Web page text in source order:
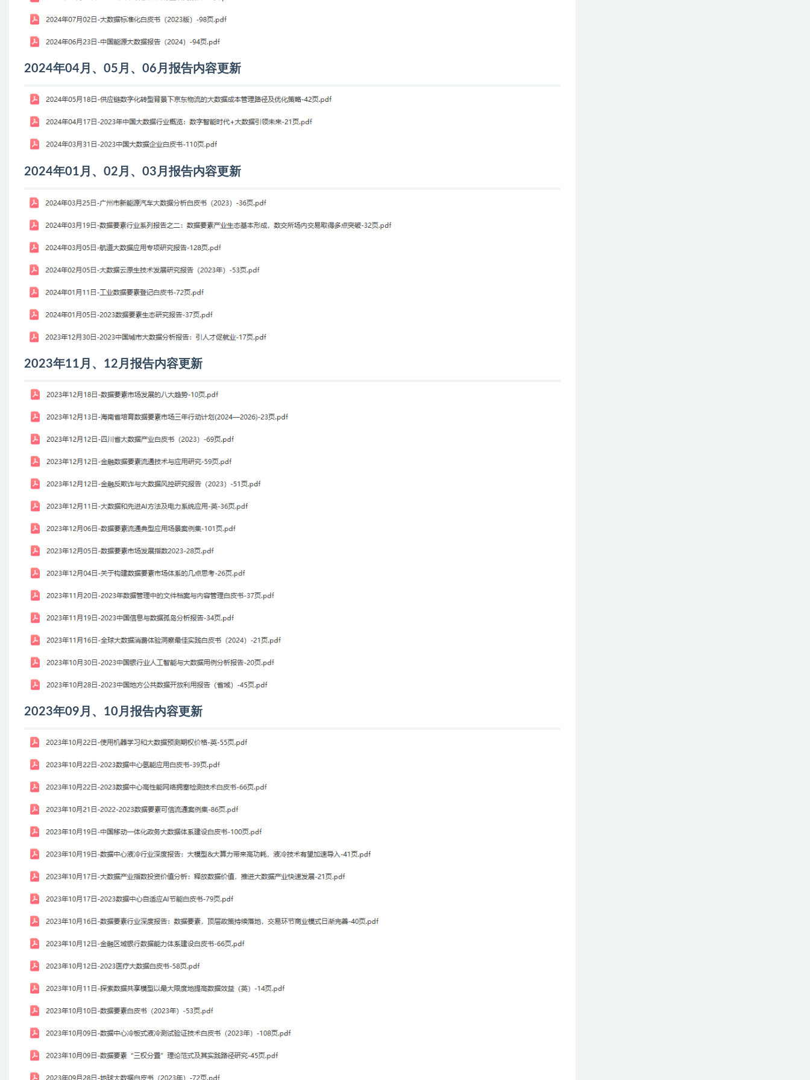
2024年04月、05月、06月报告内容更新
2024年01月、02月、03月报告内容更新
2023年11月、12月报告内容更新
2023年09月、10月报告内容更新